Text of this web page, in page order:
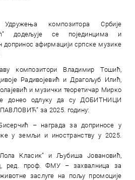
композитора Србије
додељује се појединцима и
допринос афирмацији српске музике
композитори Владимир Тошић,
Радивојевић и Драгољуб Илић,
и музички теоретичар Мирко
је донео одлуку да су ДОБИТНИЦИ
за 2025. годину:
– награда за доприносе у
у земљи и иностранству у 2025.
Класик” и Љубиша Јовановић,
ред. проф. ФМУ – захвалница за
заслуге на пољу промоције